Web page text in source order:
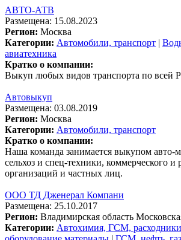
АВТО-АТВ
Размещена: 15.08.2023
Регион: Москва
Категории: Автомобили, транспорт |
авиатехника
Кратко о компании:
Выкуп любых видов транспорта по всей
Автовыкуп
Размещена: 03.08.2019
Регион: Москва
Категории: Автомобили, транспорт
Кратко о компании:
Наша команда занимается выкупом авто-
сельхоз и спец-техники, коммерческого и
организаций и частных лиц.
ООО ТД Дженерал Компани
Размещена: 25.10.2017
Регион: Владимирская область
Категории: Автохимия, ГСМ, расходники